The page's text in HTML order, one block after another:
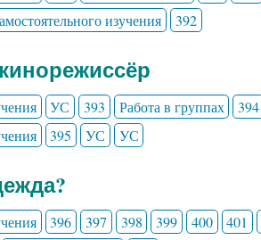
изучения 392
УС 393 Работа в группах 394
395 УС УС
396 397 398 399 400 401